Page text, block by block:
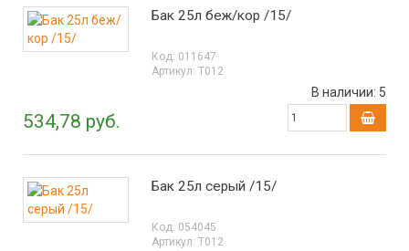
Бак 25л беж/кор /15/
Код: 011647
Артикул: Т012
534,78 руб.
В наличии: 5
Бак 25л серый /15/
Код: 054045
Артикул: Т012